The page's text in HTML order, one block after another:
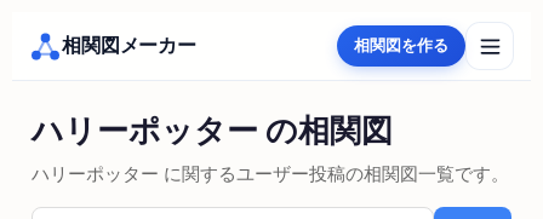
相関図メーカー 相関図を作る
ハリーポッター の相関図
ハリーポッター に関するユーザー投稿の相関図一覧です。